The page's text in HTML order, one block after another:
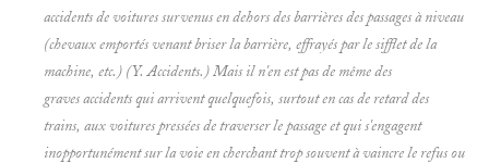
accidents de voitures survenus en dehors des barrières des passages à niveau
(chevaux emportés venant briser la barrière, effrayés par le sifflet de la
machine, etc.) (Y.Accidents.) Mais il n'en est pas de même des
graves accidents qui arrivent quelquefois, surtout en cas de retard des
trains, aux voitures pressées de traverser le passage et qui s'engagent
inopportunément sur la voie en cherchant trop souvent à vaincre le refus ou